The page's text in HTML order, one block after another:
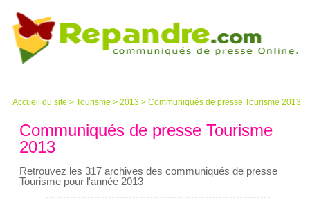
Accueil du site > Tourisme > 2013 > Communiqués de presse Tourisme 2013
Communiqués de presse Tourisme
2013
Retrouvez les 317 archives des communiqués de presse
Tourisme pour l'année 2013